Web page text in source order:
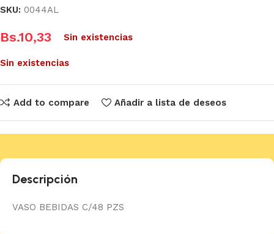
SKU: 0044AL
Bs.10,33 Sin existencias
Sin existencias
Add to compare Añadir a lista de deseos
Descripción
VASO BEBIDAS C/48 PZS